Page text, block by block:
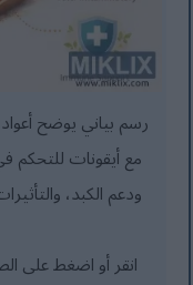
رسم بياني يوضح
مع أيقونات للتحكم
ودعم الكبد،
انقر أو اضغط على